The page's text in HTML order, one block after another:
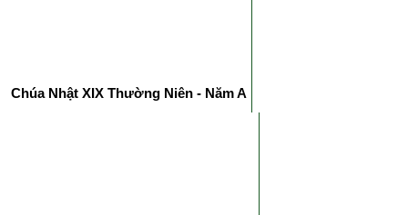
Chúa Nhật XIX Thường Niên - Năm A